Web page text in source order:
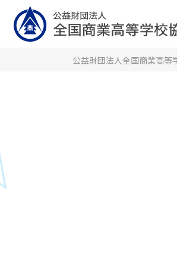
公益財団法人全国商業高等